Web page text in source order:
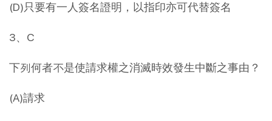
(D)只要有一人簽名證明，以指印亦可代替簽名
3、C
下列何者不是使請求權之消滅時效發生中斷之事由？
(A)請求